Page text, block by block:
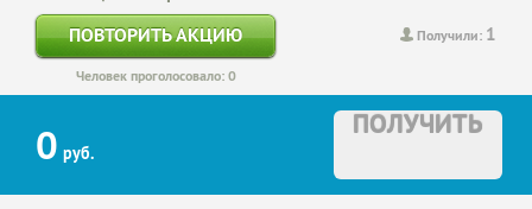
Получили: 1
ПОВТОРИТЬ АКЦИЮ
Человек проголосовало: 0
0 руб.
ПОЛУЧИТЬ